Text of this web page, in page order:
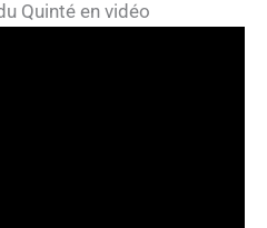
Quinté en vidéo